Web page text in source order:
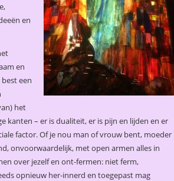
en
en
een
het
kanten – er is dualiteit, er is pijn en lijden en er
factor. Of je nou man of vrouw bent, moeder
onvoorwaardelijk, met open armen alles in
over jezelf en ont-fermen: niet ferm,
opnieuw her-innerd en toegepast mag